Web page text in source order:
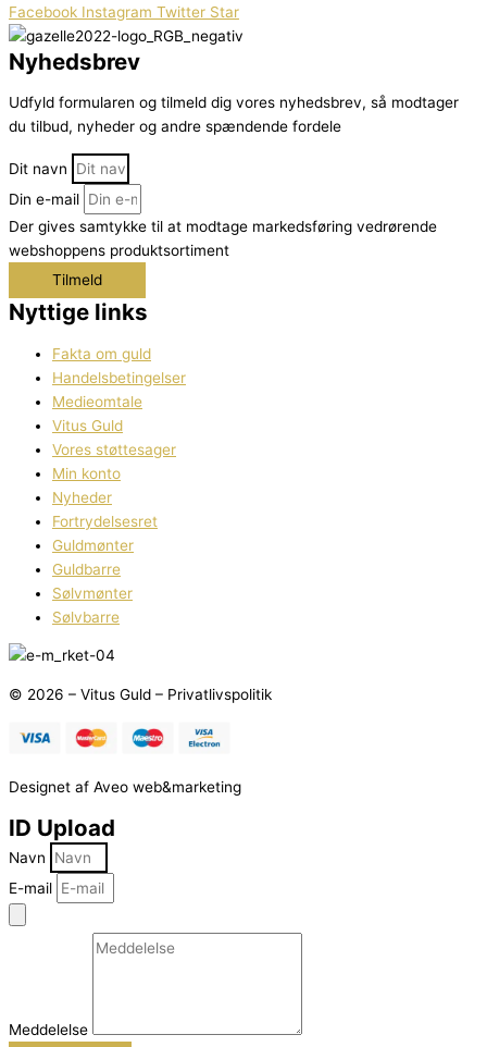
Facebook Instagram Twitter Star
Nyhedsbrev
Udfyld formularen og tilmeld dig vores nyhedsbrev, så modtager
du tilbud, nyheder og andre spændende fordele
Dit navn
Din e-mail
Der gives samtykke til at modtage markedsføring vedrørende
webshoppens produktsortiment
Tilmeld
Nyttige links
Fakta om guld
Handelsbetingelser
Medieomtale
Vitus Guld
Vores støttesager
Min konto
Nyheder
Fortrydelsesret
Guldmønter
Guldbarre
Sølvmønter
Sølvbarre
© 2026 – Vitus Guld – Privatlivspolitik
Designet af Aveo web&marketing
ID Upload
Navn
E-mail
Meddelelse